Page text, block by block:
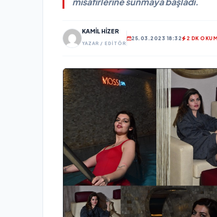
KAMIL HIZER
YAZAR / EDITÖR
25.03.2023 18:32 2 DK